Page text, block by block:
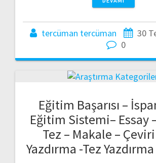
tercüman tercüman
30
0
Eğitim Başarısı –
Eğitim Sistemi– Essay
Tez – Makale –
Yazdırma -Tez